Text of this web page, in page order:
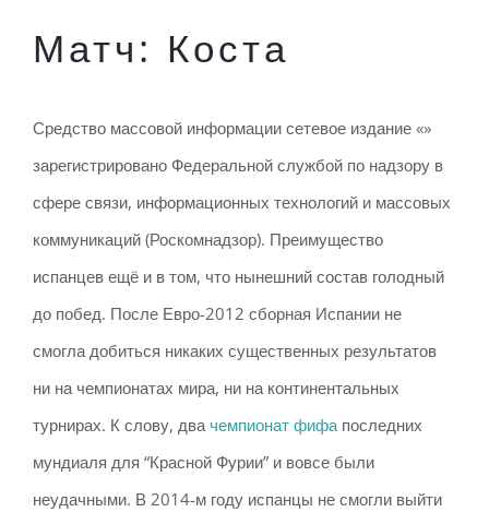
Матч: Коста
Средство массовой информации сетевое издание «»
зарегистрировано Федеральной службой по надзору в
сфере связи, информационных технологий и массовых
коммуникаций (Роскомнадзор). Преимущество
испанцев ещё и в том, что нынешний состав голодный
до побед. После Евро-2012 сборная Испании не
смогла добиться никаких существенных результатов
ни на чемпионатах мира, ни на континентальных
турнирах. К слову, двачемпионат фифапоследних
мундиаля для “Красной Фурии” и вовсе были
неудачными. В 2014-м году испанцы не смогли выйти